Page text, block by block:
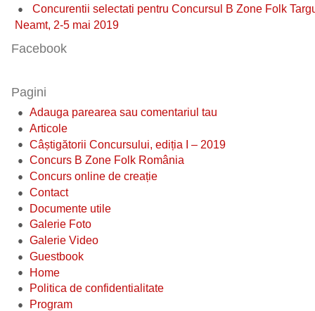
Concurentii selectati pentru Concursul B Zone Folk
Neamt, 2-5 mai 2019
Facebook
Pagini
Adauga parearea sau comentariul tau
Articole
Câștigătorii Concursului, ediția I – 2019
Concurs B Zone Folk România
Concurs online de creație
Contact
Documente utile
Galerie Foto
Galerie Video
Guestbook
Home
Politica de confidentialitate
Program